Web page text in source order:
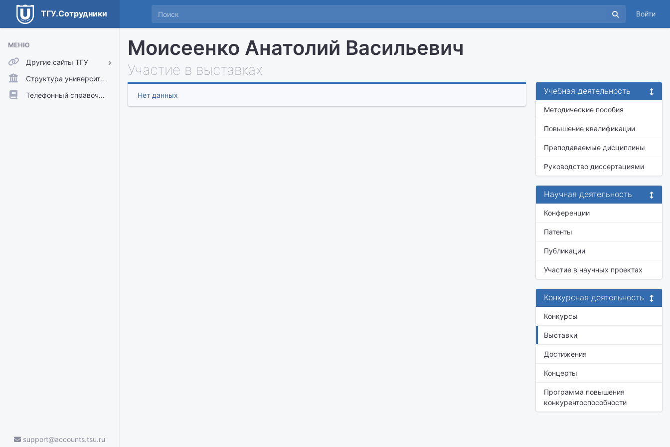
ТГУ.Сотрудники Войти
МЕНЮ
Другие сайты ТГУ
ТГУ.Аккаунты
ТГУ.Расписание
Структура университета
Телефонный справочник
support@accounts.tsu.ru
Моисеенко Анатолий Васильевич
Участие в выставках
Нет данных Учебная деятельность
Методические пособия
Повышение квалификации
Преподаваемые дисциплины
Руководство диссертациями
Научная деятельность
Конференции
Патенты
Публикации
Участие в научных проектах
Конкурсная деятельность
Конкурсы
Выставки
Достижения
Концерты
Программа повышения
конкурентоспособности